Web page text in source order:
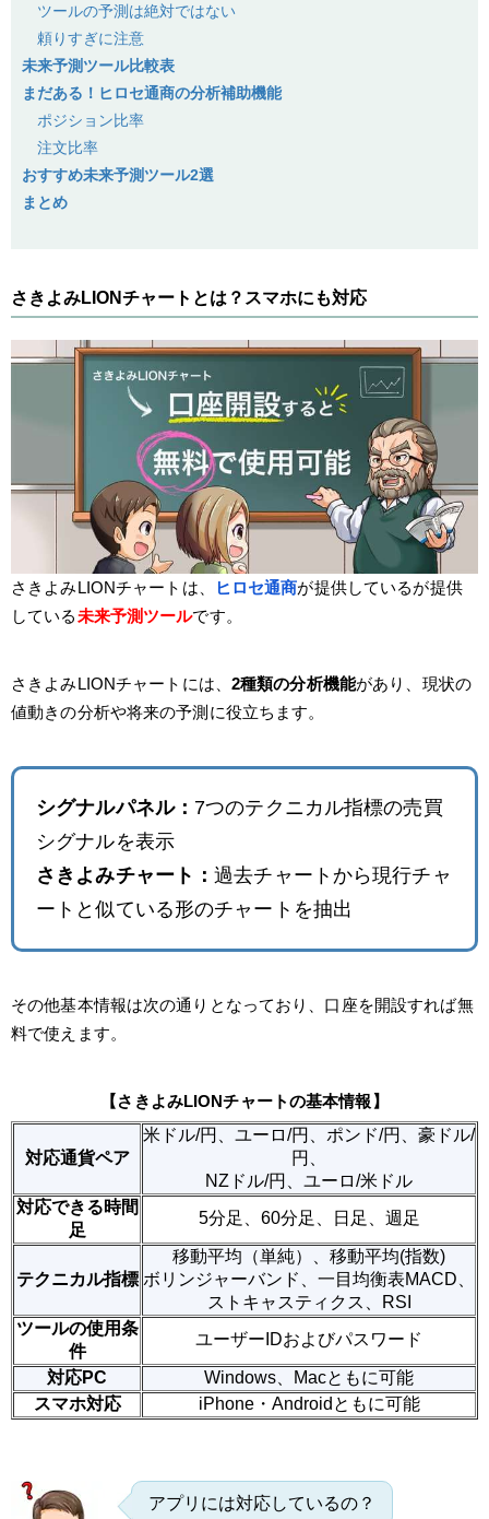
ツールの予測は絶対ではない
頼りすぎに注意
未来予測ツール比較表
まだある！ヒロセ通商の分析補助機能
ポジション比率
注文比率
おすすめ未来予測ツール2選
まとめ
さきよみLIONチャートとは？スマホにも対応
さきよみLIONチャートは、 ヒロセ通商が提供しているが提供
している未来予測ツールです。
さきよみLIONチャートには、 2種類の分析機能があり、現状の
値動きの分析や将来の予測に役立ちます。
シグナルパネル： 7つのテクニカル指標の売買
シグナルを表示
さきよみチャート：過去チャートから現行チャ
ートと似ている形のチャートを抽出
その他基本情報は次の通りとなっており、口座を開設すれば無
料で使えます。
【さきよみLIONチャートの基本情報】
対応通貨ペア
米ドル/円、ユーロ/円、ポンド/円、豪ドル/
円、
NZドル/円、ユーロ/米ドル
対応できる時間
足
5分足、60分足、日足、週足
テクニカル指標
移動平均（単純）、移動平均(指数)
ボリンジャーバンド、一目均衡表MACD、
ストキャスティクス、RSI
ツールの使用条
件
ユーザーIDおよびパスワード
対応PC
Windows、Macともに可能
スマホ対応
iPhone・Androidともに可能
アプリには対応しているの？